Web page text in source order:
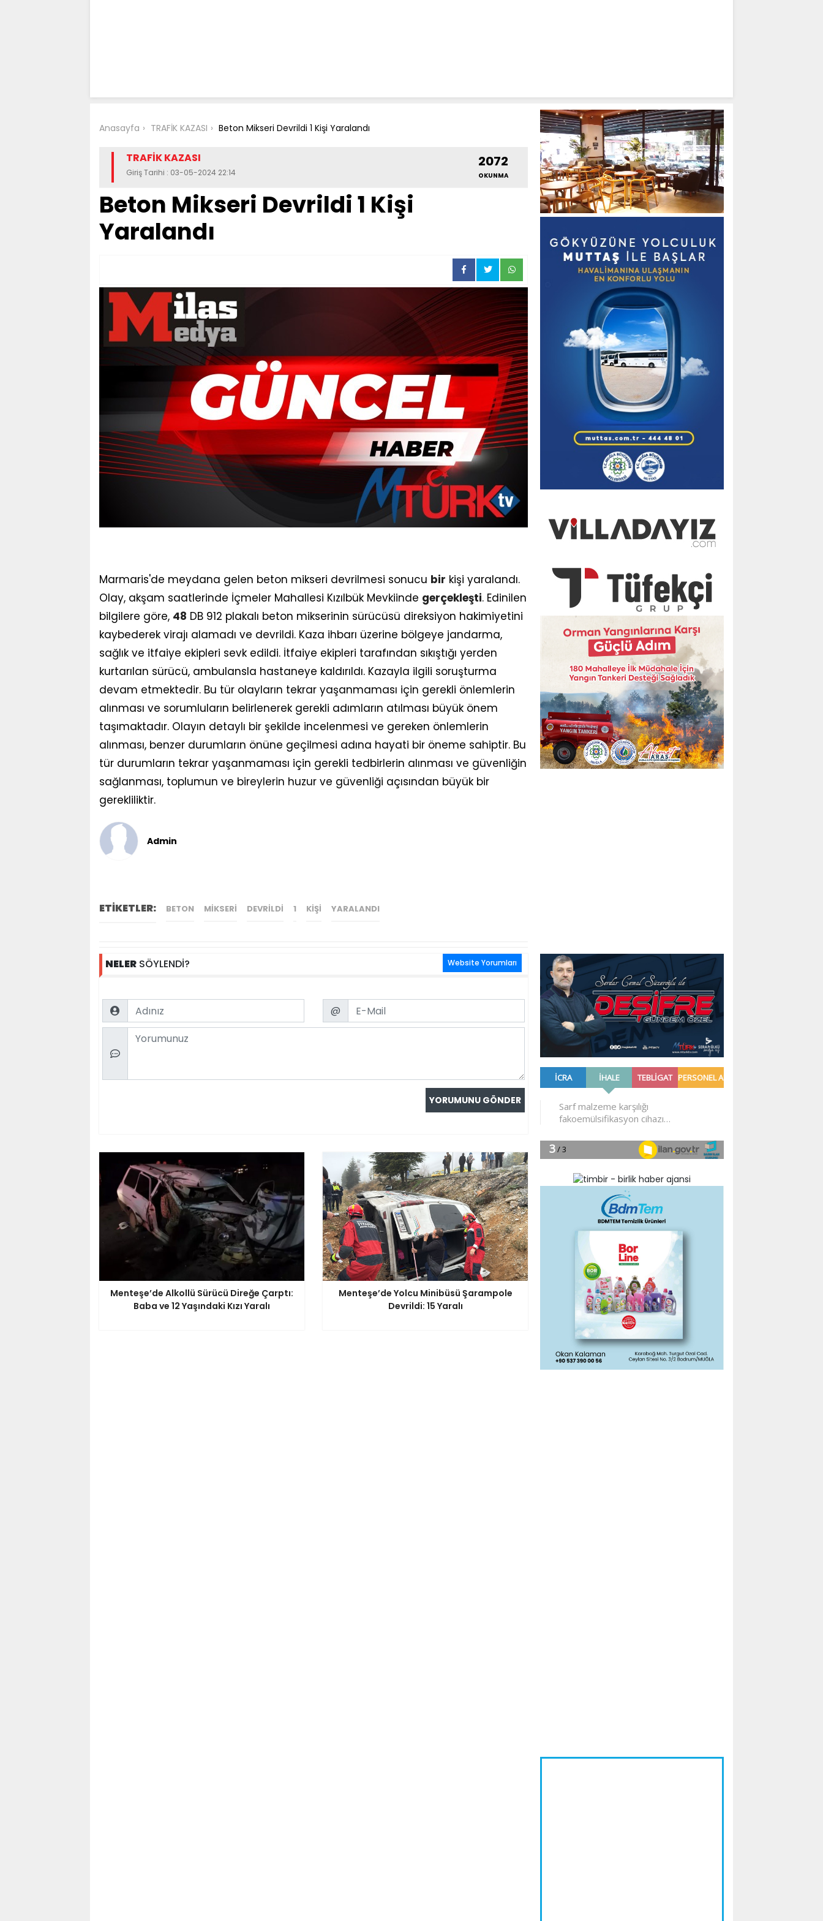
Anasayfa TRAFİK KAZASI Beton Mikseri Devrildi 1 Kişi Yaralandı
TRAFİK KAZASI
Giriş Tarihi : 03-05-2024 22:14
2072
OKUNMA
Beton Mikseri Devrildi 1 Kişi
Yaralandı
Marmaris'de meydana gelen beton mikseri devrilmesi sonucu bir kişi yaralandı.
Olay, akşam saatlerinde İçmeler Mahallesi Kızılbük Mevkiinde gerçekleşti. Edinilen
bilgilere göre, 48 DB 912 plakalı beton mikserinin sürücüsü direksiyon hakimiyetini
kaybederek virajı alamadı ve devrildi. Kaza ihbarı üzerine bölgeye jandarma,
sağlık ve itfaiye ekipleri sevk edildi. İtfaiye ekipleri tarafından sıkıştığı yerden
kurtarılan sürücü, ambulansla hastaneye kaldırıldı. Kazayla ilgili soruşturma
devam etmektedir. Bu tür olayların tekrar yaşanmaması için gerekli önlemlerin
alınması ve sorumluların belirlenerek gerekli adımların atılması büyük önem
taşımaktadır. Olayın detaylı bir şekilde incelenmesi ve gereken önlemlerin
alınması, benzer durumların önüne geçilmesi adına hayati bir öneme sahiptir. Bu
tür durumların tekrar yaşanmaması için gerekli tedbirlerin alınması ve güvenliğin
sağlanması, toplumun ve bireylerin huzur ve güvenliği açısından büyük bir
gerekliliktir.
Admin
ETİKETLER: BETON MIKSERI DEVRILDI 1 KIŞI YARALANDI
NELER SÖYLENDİ? Website Yorumları
Name Email
@
Comment
Menteşe’de Alkollü Sürücü Direğe Çarptı:
Baba ve 12 Yaşındaki Kızı Yaralı
Menteşe’de Yolcu Minibüsü Şarampole
Devrildi: 15 Yaralı